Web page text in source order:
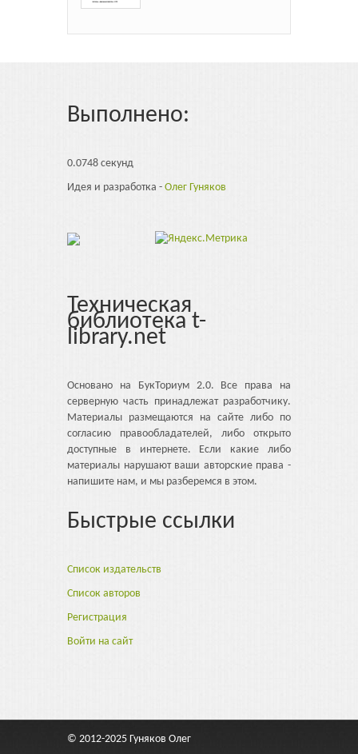
Выполнено:
0.0748 секунд
Идея и разработка - Олег Гуняков
Техническая
библиотека t-
library.net
Основано на БукТориум 2.0. Все права на
серверную часть принадлежат разработчику.
Материалы размещаются на сайте либо по
согласию правообладателей, либо открыто
доступные в интернете. Если какие либо
материалы нарушают ваши авторские права -
напишите нам, и мы разберемся в этом.
Быстрые ссылки
Список издательств
Список авторов
Регистрация
Войти на сайт
© 2012-2025 Гуняков Олег